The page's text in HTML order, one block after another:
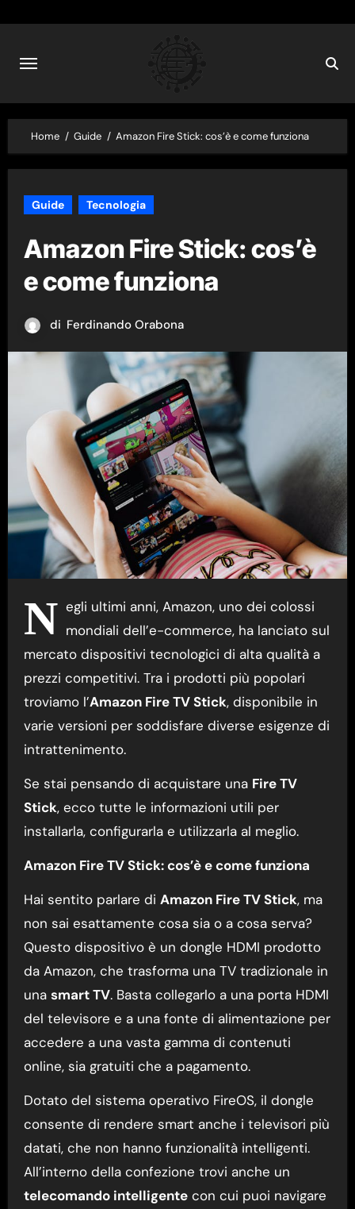
content
Home Guide Amazon Fire Stick: cos’è e come funziona
Guide Tecnologia
Amazon Fire Stick: cos’è
e come funziona
di Ferdinando Orabona
N egli ultimi anni, Amazon, uno dei colossi
mondiali dell’e-commerce, ha lanciato sul
mercato dispositivi tecnologici di alta qualità a
prezzi competitivi. Tra i prodotti più popolari
troviamo l’Amazon Fire TV Stick, disponibile in
varie versioni per soddisfare diverse esigenze di
intrattenimento.
Se stai pensando di acquistare una Fire TV
Stick, ecco tutte le informazioni utili per
installarla, configurarla e utilizzarla al meglio.
Amazon Fire TV Stick: cos’è e come funziona
Hai sentito parlare di Amazon Fire TV Stick, ma
non sai esattamente cosa sia o a cosa serva?
Questo dispositivo è un dongle HDMI prodotto
da Amazon, che trasforma una TV tradizionale in
una smart TV. Basta collegarlo a una porta HDMI
del televisore e a una fonte di alimentazione per
accedere a una vasta gamma di contenuti
online, sia gratuiti che a pagamento.
Dotato del sistema operativo FireOS, il dongle
consente di rendere smart anche i televisori più
datati, che non hanno funzionalità intelligenti.
All’interno della confezione trovi anche un
telecomando intelligentecon cui puoi navigare